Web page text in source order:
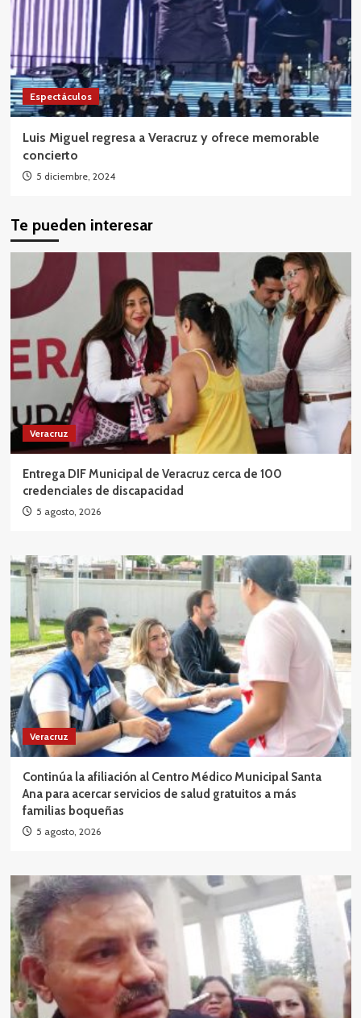
Espectáculos
Luis Miguel regresa a Veracruz y ofrece memorable
concierto
5 diciembre, 2024
Te pueden interesar
Veracruz
Entrega DIF Municipal de Veracruz cerca de 100
credenciales de discapacidad
5 agosto, 2026
Veracruz
Continúa la afiliación al Centro Médico Municipal Santa
Ana para acercar servicios de salud gratuitos a más
familias boqueñas
5 agosto, 2026